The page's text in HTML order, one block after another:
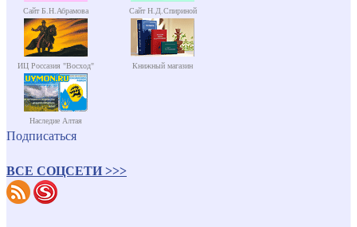
Сайт Б.Н.Абрамова Сайт Н.Д.Спириной
ИЦ Россазия "Восход" Книжный магазин
Наследие Алтая
Подписаться
ВСЕ СОЦСЕТИ >>>